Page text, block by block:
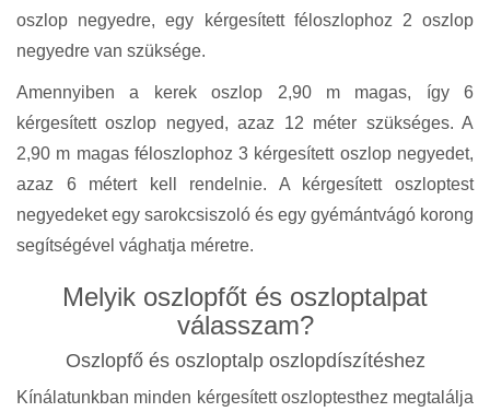
oszlop negyedre, egy kérgesített féloszlophoz 2 oszlop
negyedre van szüksége.
Amennyiben a kerek oszlop 2,90 m magas, így 6
kérgesített oszlop negyed, azaz 12 méter szükséges. A
2,90 m magas féloszlophoz 3 kérgesített oszlop negyedet,
azaz 6 métert kell rendelnie. A kérgesített oszloptest
negyedeket egy sarokcsiszoló és egy gyémántvágó korong
segítségével vághatja méretre.
Melyik oszlopfőt és oszloptalpat
válasszam?
Oszlopfő és oszloptalp oszlopdíszítéshez
Kínálatunkban minden kérgesített oszloptesthez megtalálja